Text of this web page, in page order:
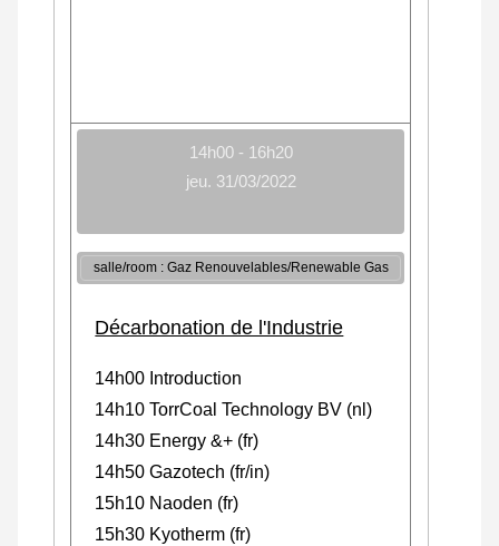
14h00 - 16h20
jeu. 31/03/2022
salle/room : Gaz Renouvelables/Renewable Gas
Décarbonation de l'Industrie
14h00 Introduction
14h10 TorrCoal Technology BV (nl)
14h30 Energy &+ (fr)
14h50 Gazotech (fr/in)
15h10 Naoden (fr)
15h30 Kyotherm (fr)